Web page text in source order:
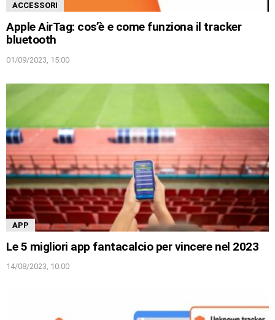
ACCESSORI
Apple AirTag: cos’è e come funziona il tracker
bluetooth
01/09/2023, 15:00
APP
Le 5 migliori app fantacalcio per vincere nel 2023
14/08/2023, 10:00